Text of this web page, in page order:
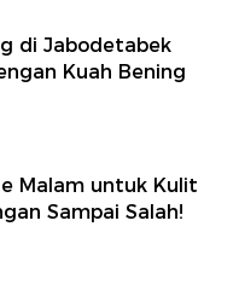
di Jabodetabek
Kuah Bening
Malam untuk Kulit
Sampai Salah!